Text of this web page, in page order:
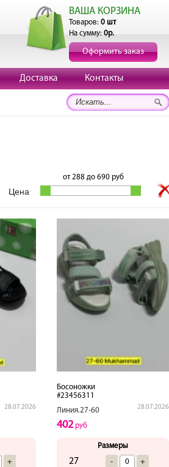
ВАША КОРЗИНА
Товаров: 0 шт
На сумму: 0р.
Оформить заказ
Доставка Контакты
от288до 690 руб
28.07.2026
+
Босоножки
#23456311
Линия.27-60
28.07.2026
402руб
Размеры
27 - +